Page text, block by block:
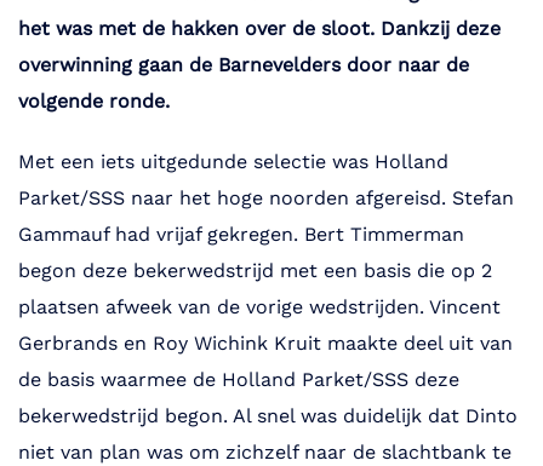
het was met de hakken over de sloot. Dankzij deze
overwinning gaan de Barnevelders door naar de
volgende ronde.
Met een iets uitgedunde selectie was Holland
Parket/SSS naar het hoge noorden afgereisd. Stefan
Gammauf had vrijaf gekregen. Bert Timmerman
begon deze bekerwedstrijd met een basis die op 2
plaatsen afweek van de vorige wedstrijden. Vincent
Gerbrands en Roy Wichink Kruit maakte deel uit van
de basis waarmee de Holland Parket/SSS deze
bekerwedstrijd begon. Al snel was duidelijk dat Dinto
niet van plan was om zichzelf naar de slachtbank te